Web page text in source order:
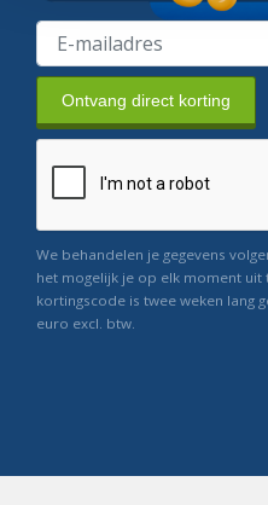
Ontvang direct korting
We behandelen je gegevens
het mogelijk je op elk moment
kortingscode is twee weken lang
euro excl. btw.